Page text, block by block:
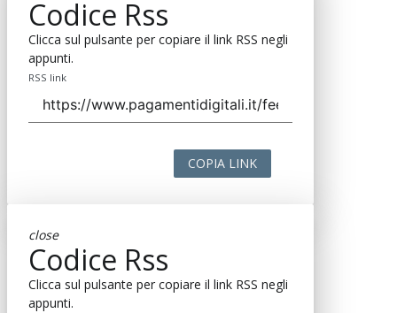
Codice Rss
Clicca sul pulsante per copiare il link RSS negli
appunti.
RSS link
COPIA LINK
close
Codice Rss
Clicca sul pulsante per copiare il link RSS negli
appunti.